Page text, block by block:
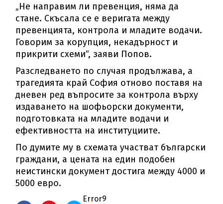
„Не направим ли превенция, няма да
стане. Скъсала се е веригата между
превенцията, контрола и младите водачи.
Говорим за корупция, некадърност и
прикрити схеми“, заяви Попов.
Разследването по случая продължава, а
трагедията край София отново поставя на
дневен ред въпросите за контрола върху
издаването на шофьорски документи,
подготовката на младите водачи и
ефективността на институциите.
По думите му в схемата участват български
граждани, а цената на един подобен
неистински документ достига между 4000 и
5000 евро.
Error9